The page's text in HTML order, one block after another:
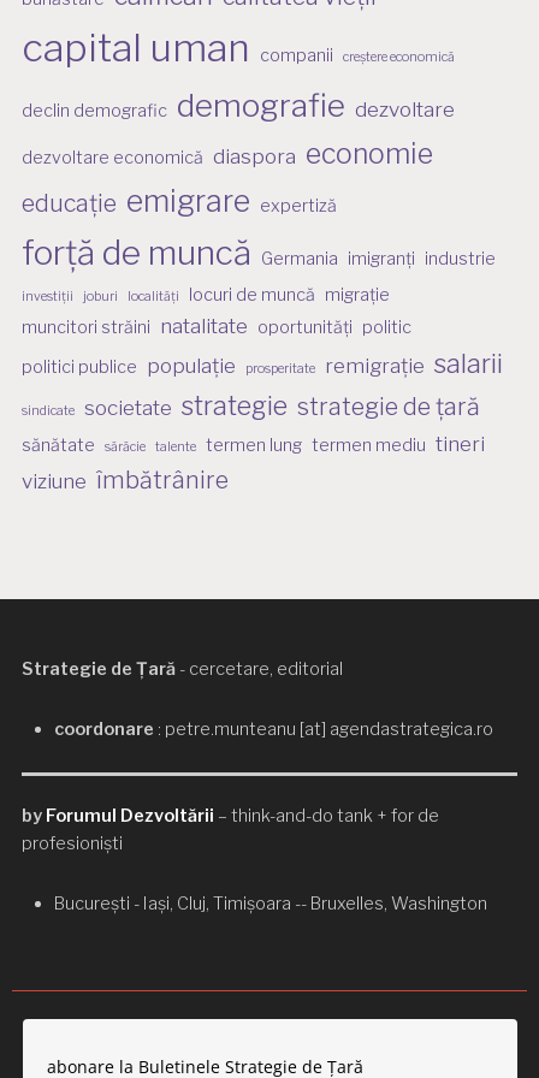
capital uman companii creștere economică
declin demografic demografie dezvoltare
dezvoltare economică diaspora economie
educație emigrare expertiză
forță de muncă Germania imigranți industrie
investiții joburi localități locuri de muncă migrație
muncitori străini natalitate oportunități politic
politici publice populație prosperitate remigrație salarii
sindicate societate strategie strategie de țară
sănătate sărăcie talente termen lung termen mediu tineri
viziune îmbătrânire
Strategie de Țară - cercetare, editorial
coordonare : petre.munteanu [at] agendastrategica.ro
by Forumul Dezvoltării – think-and-do tank + for de
profesioniști
București - Iași, Cluj, Timișoara -- Bruxelles, Washington
abonare la Buletinele Strategie de Țară